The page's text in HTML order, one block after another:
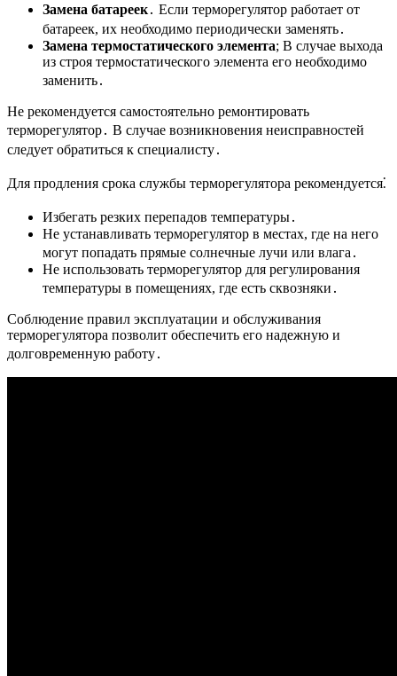
Замена батареек․ Если терморегулятор работает от
батареек, их необходимо периодически заменять․
Замена термостатического элемента; В случае выхода
из строя термостатического элемента его необходимо
заменить․
Не рекомендуется самостоятельно ремонтировать
терморегулятор․ В случае возникновения неисправностей
следует обратиться к специалисту․
Для продления срока службы терморегулятора рекомендуется⁚
Избегать резких перепадов температуры․
Не устанавливать терморегулятор в местах, где на него
могут попадать прямые солнечные лучи или влага․
Не использовать терморегулятор для регулирования
температуры в помещениях, где есть сквозняки․
Соблюдение правил эксплуатации и обслуживания
терморегулятора позволит обеспечить его надежную и
долговременную работу․